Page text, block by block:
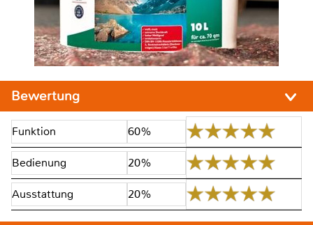
Bewertung
Funktion 60%
Bedienung 20%
Ausstattung 20%